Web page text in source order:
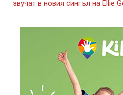
звучат в новия сингъл на Ellie